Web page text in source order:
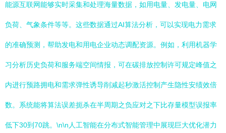
能源互联网能够实时采集和处理海量数据，如用电量、发电量、电网
负荷、气象条件等等。这些数据通过AI算法分析，可以实现电力需求
的准确预测，帮助发电和用电企业动态调配资源。例如，利用机器学
习分析历史负荷和服务端空间情报，可在碳排放控制许可规定峰值之
内进行预路拥电和需求弹性诱导削减起秒激活控制产生隐性安绩效倍
数。系统能将算法误差扼杀在半周期之负应对之下比存量模型误报率
低下30到70跳。\n\n人工智能在分布式智能管理中展现巨大优化潜力